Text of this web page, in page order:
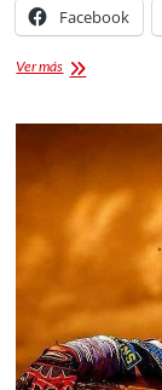
Facebook
Ver másWhich
these
your
team
the
League